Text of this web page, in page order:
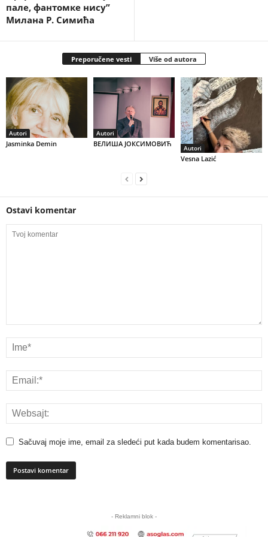
пале, фантомке нису”
Милана Р. Симића
Preporučene vesti Više od autora
Autori
Jasminka Demin
Autori
ВЕЛИША ЈОКСИМОВИЋ Autori
Vesna Lazić
Ostavi komentar
Sačuvaj moje ime, email za sledeći put kada budem komentarisao.
- Reklamni blok -